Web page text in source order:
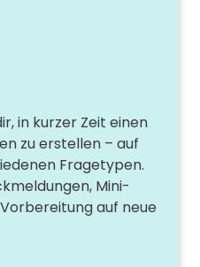
in kurzer Zeit einen
zu erstellen – auf
Fragetypen.
Mini-
auf neue